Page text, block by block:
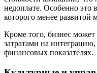
недоплате. Особенно это
которого менее развитой
Кроме того, бизнес
затратами на
финансовых показателях.